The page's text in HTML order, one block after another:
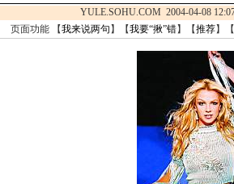
YULE.SOHU.COM 2004-04-08
页面功能 【我来说两句 】【我要“揪”错】【推荐】